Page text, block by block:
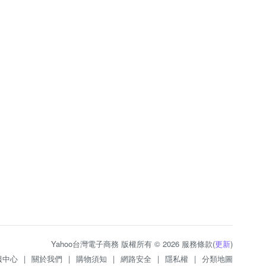
Yahoo台灣電子商務 版權所有 © 2026 服務條款(更新)
中心 | 關於我們 | 購物須知 | 網路安全 | 隱私權 | 分類地圖